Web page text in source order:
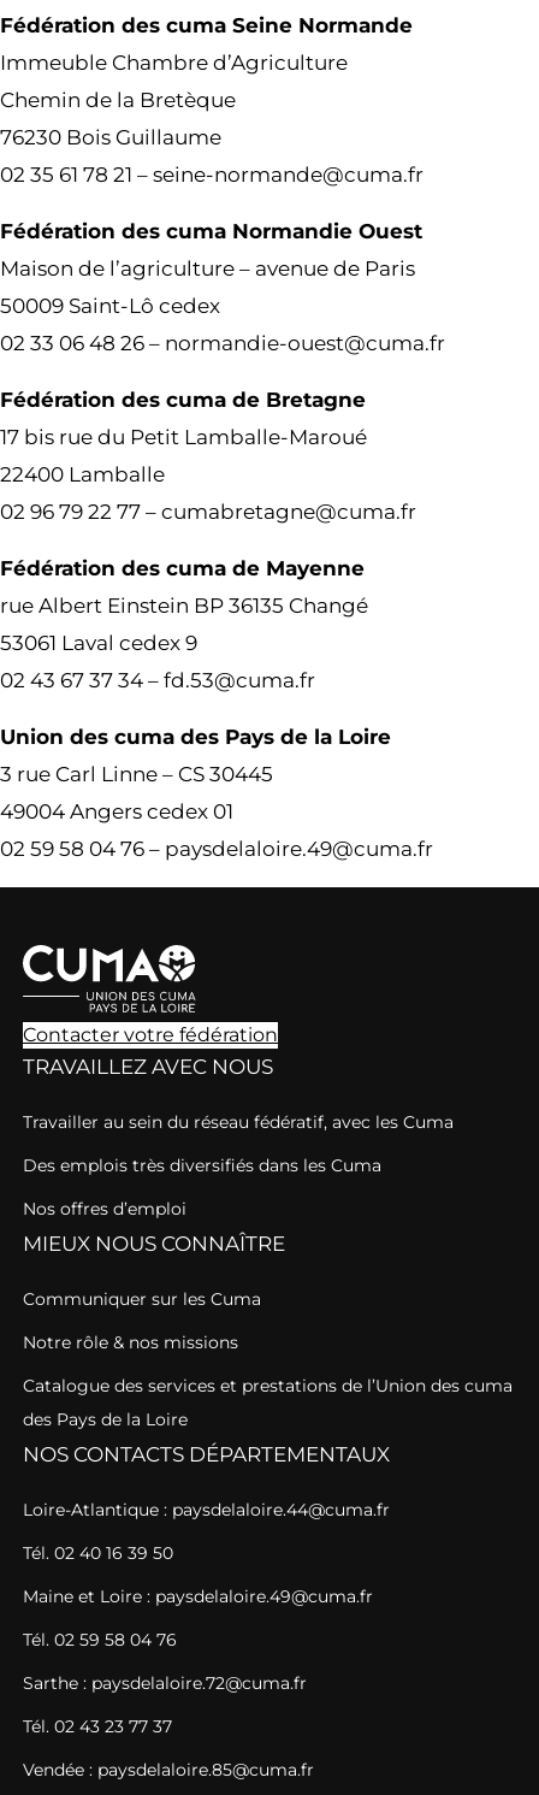
Fédération des cuma Seine Normande
Immeuble Chambre d’Agriculture
Chemin de la Bretèque
76230 Bois Guillaume
02 35 61 78 21 – seine-normande@cuma.fr
Fédération des cuma Normandie Ouest
Maison de l’agriculture – avenue de Paris
50009 Saint-Lô cedex
02 33 06 48 26 – normandie-ouest@cuma.fr
Fédération des cuma de Bretagne
17 bis rue du Petit Lamballe-Maroué
22400 Lamballe
02 96 79 22 77 – cumabretagne@cuma.fr
Fédération des cuma de Mayenne
rue Albert Einstein BP 36135 Changé
53061 Laval cedex 9
02 43 67 37 34 – fd.53@cuma.fr
Union des cuma des Pays de la Loire
3 rue Carl Linne – CS 30445
49004 Angers cedex 01
02 59 58 04 76 – paysdelaloire.49@cuma.fr
Contacter votre fédération
TRAVAILLEZ AVEC NOUS
Travailler au sein du réseau fédératif, avec les Cuma
Des emplois très diversifiés dans les Cuma
Nos offres d’emploi
MIEUX NOUS CONNAÎTRE
Communiquer sur les Cuma
Notre rôle & nos missions
Catalogue des services et prestations de l’Union des cuma
des Pays de la Loire
NOS CONTACTS DÉPARTEMENTAUX
Loire-Atlantique : paysdelaloire.44@cuma.fr
Tél. 02 40 16 39 50
Maine et Loire : paysdelaloire.49@cuma.fr
Tél. 02 59 58 04 76
Sarthe : paysdelaloire.72@cuma.fr
Tél. 02 43 23 77 37
Vendée : paysdelaloire.85@cuma.fr